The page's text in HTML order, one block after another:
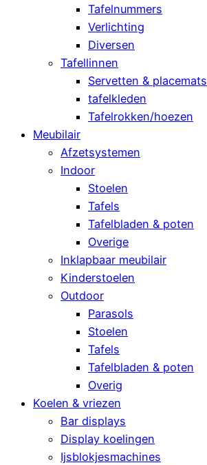
Tafelnummers
Verlichting
Diversen
Tafellinnen
Servetten & placemats
tafelkleden
Tafelrokken/hoezen
Meubilair
Afzetsystemen
Indoor
Stoelen
Tafels
Tafelbladen & poten
Overige
Inklapbaar meubilair
Kinderstoelen
Outdoor
Parasols
Stoelen
Tafels
Tafelbladen & poten
Overig
Koelen & vriezen
Bar displays
Display koelingen
Ijsblokjesmachines